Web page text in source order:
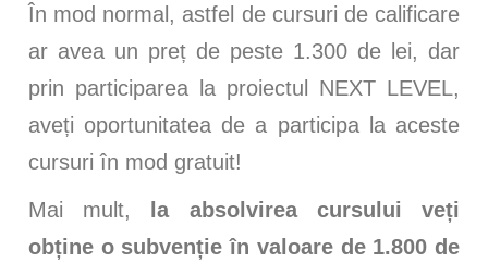
În mod normal, astfel de cursuri de calificare
ar avea un preț de peste 1.300 de lei, dar
prin participarea la proiectul NEXT LEVEL,
aveți oportunitatea de a participa la aceste
cursuri în mod gratuit!
Mai mult,
la absolvirea cursului veți
obține o subvenție în valoare de 1.800 de